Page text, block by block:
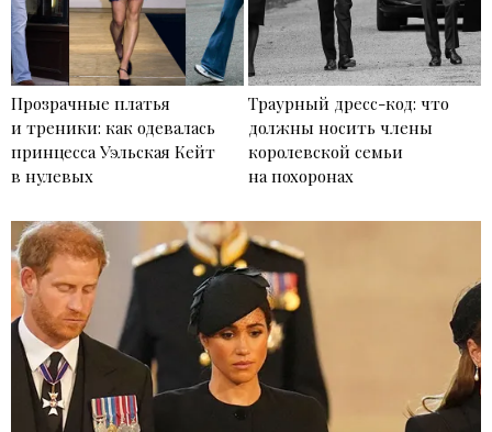
Прозрачные платья
и треники: как одевалась
принцесса Уэльская Кейт
в нулевых
Траурный дресс-код: что
должны носить члены
королевской семьи
на похоронах